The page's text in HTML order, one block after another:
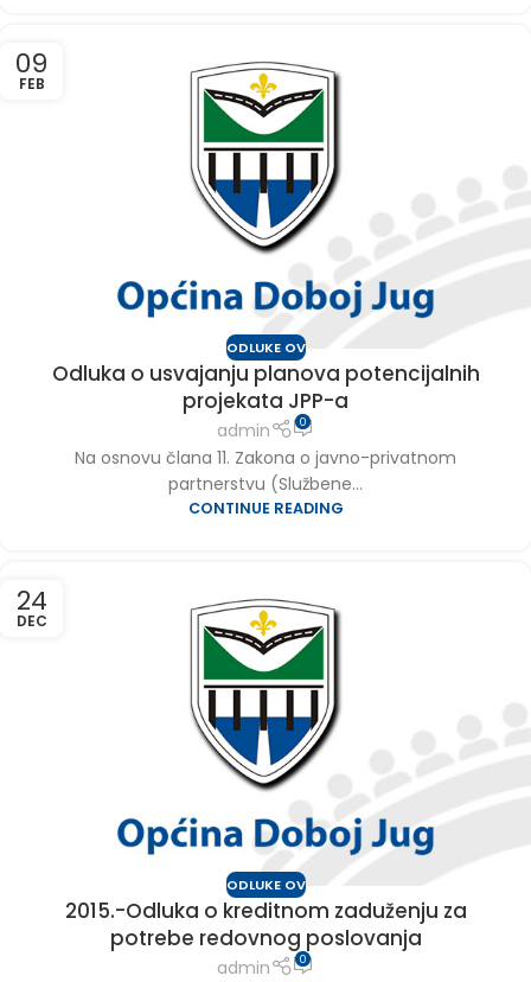
09
FEB
ODLUKE OV
Odluka o usvajanju planova potencijalnih
projekata JPP-a
admin 0
Na osnovu člana 11. Zakona o javno-privatnom
partnerstvu (Službene...
CONTINUE READING
24
DEC
ODLUKE OV
2015.-Odluka o kreditnom zaduženju za
potrebe redovnog poslovanja
admin 0